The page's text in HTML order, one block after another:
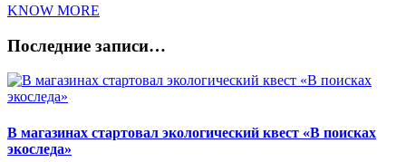
KNOW MORE
Последние записи…
В магазинах стартовал экологический квест «В поисках
экоследа»